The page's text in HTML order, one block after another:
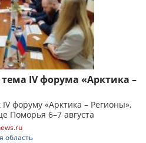
IV форума «Арктика –
форуму «Арктика – Регионы»,
Поморья 6–7 августа
область